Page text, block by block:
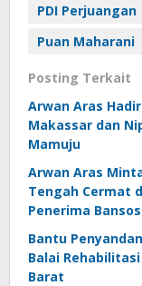
PDI Perjuangan
Puan Maharani
Posting Terkait
Arwan Aras
Makassar dan
Mamuju
Arwan Aras
Tengah Cermat
Penerima Bansos
Bantu
Balai
Barat